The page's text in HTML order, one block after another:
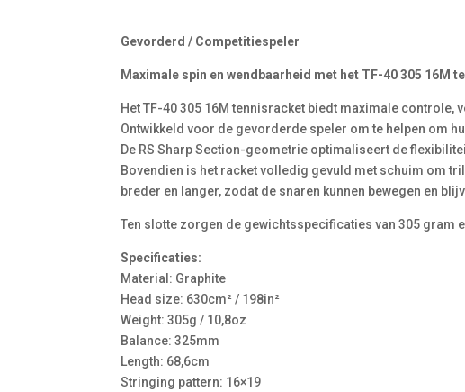
Gevorderd / Competitiespeler
Maximale spin en wendbaarheid met het TF-40 305 16M
Het TF-40 305 16M tennisracket biedt maximale
Ontwikkeld voor de gevorderde speler om te helpen om
De RS Sharp Section-geometrie optimaliseert de
Bovendien is het racket volledig gevuld met schuim om
breder en langer, zodat de snaren kunnen bewegen en
Ten slotte zorgen de gewichtsspecificaties van 305 gram
Specificaties:
Material: Graphite
Head size: 630cm² / 198in²
Weight: 305g / 10,8oz
Balance: 325mm
Length: 68,6cm
Stringing pattern: 16×19